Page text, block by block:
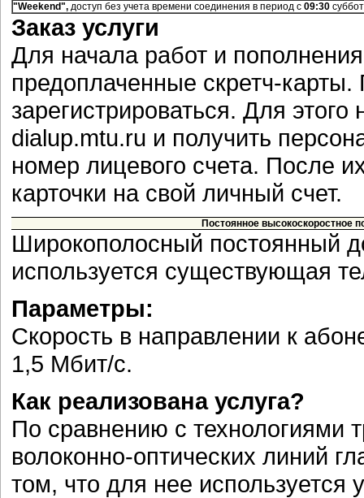
"Weekend", доступ без учета времени соединения в период с 09:30
Заказ услуги
Для начала работ и
предоплаченные скретч-
зарегистрироваться. Для
dialup.mtu.ru и получить
номер лицевого счета. После
карточки на свой личный счет.
Постоянное высокоскоростное
Широкополосный постоянный
используется существующая
Параметры:
Скорость в направлении к
1,5 Мбит/с.
Как реализована услуга?
По сравнению с технологиями
волоконно-оптических линий
том, что для нее